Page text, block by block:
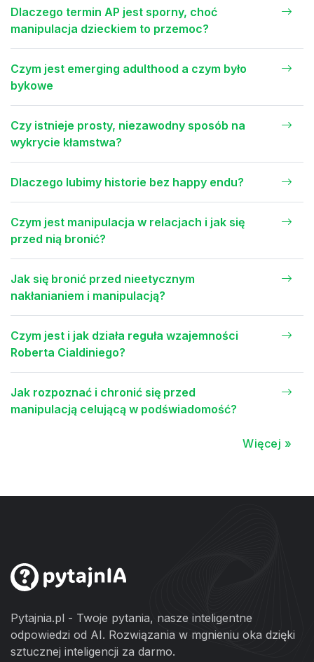
Dlaczego termin AP jest sporny, choć
manipulacja dzieckiem to przemoc?
Czym jest emerging adulthood a czym było
bykowe
Czy istnieje prosty, niezawodny sposób na
wykrycie kłamstwa?
Dlaczego lubimy historie bez happy endu?
Czym jest manipulacja w relacjach i jak się
przed nią bronić?
Jak się bronić przed nieetycznym
nakłanianiem i manipulacją?
Czym jest i jak działa reguła wzajemności
Roberta Cialdiniego?
Jak rozpoznać i chronić się przed
manipulacją celującą w podświadomość?
Więcej »
Pytajnia.pl - Twoje pytania, nasze inteligentne
odpowiedzi od AI. Rozwiązania w mgnieniu oka dzięki
sztucznej inteligencji za darmo.